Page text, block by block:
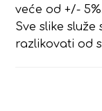
veće od +/-
Sve slike
razlikovati od